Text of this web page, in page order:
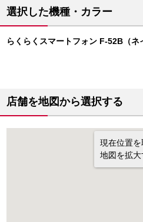
選択した機種・カラー
らくらくスマートフォン F-52B（ネ
店舗を地図から選択する
現在位置を
地図を拡大